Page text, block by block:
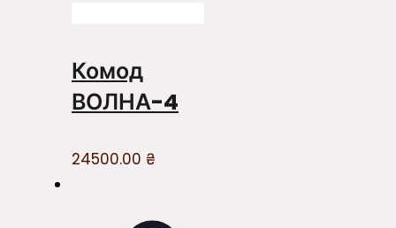
Комод
ВОЛНА-4
24500.00 ₴